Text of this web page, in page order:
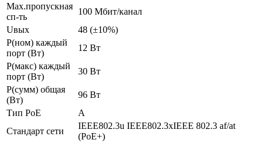
Max.пропускная
сп-ть
100 Мбит/канал
Uвых
48 (±10%)
Р(ном) каждый
порт (Вт)
12 Вт
Р(макс) каждый
порт (Вт)
30 Вт
Р(сумм) общая
(Вт)
96 Вт
Тип РоЕ
А
Стандарт сети
IEEE802.3u IEEE802.3xIEEE 802.3 af/at
(РоЕ+)